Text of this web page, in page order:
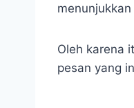
Oleh karena
pesan yang